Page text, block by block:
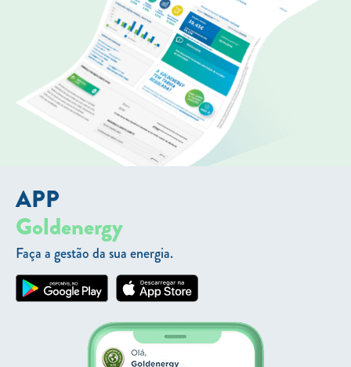
APP
Goldenergy
Faça a gestão da sua energia.